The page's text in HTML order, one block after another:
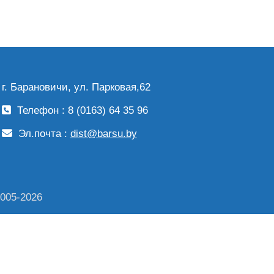
г. Барановичи, ул. Парковая,62
Телефон : 8 (0163) 64 35 96
Эл.почта : dist@barsu.by
2026